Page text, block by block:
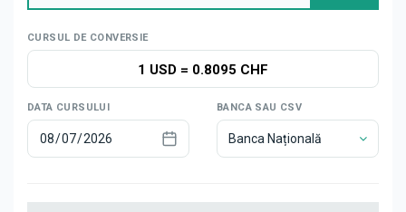
CURSUL DE CONVERSIE
1 USD = 0.8095 CHF
DATA CURSULUI BANCA SAU CSV
Banca Națională